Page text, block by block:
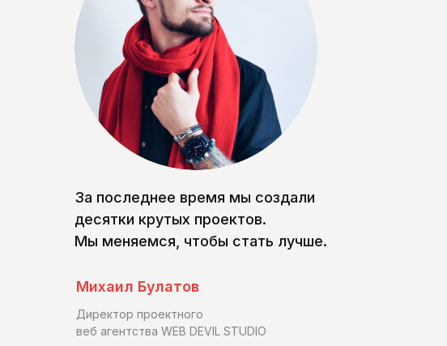
За последнее время мы создали
десятки крутых проектов.
Мы меняемся, чтобы стать лучше.
Михаил Булатов
Директор проектного
веб агентства WEB DEVIL STUDIO